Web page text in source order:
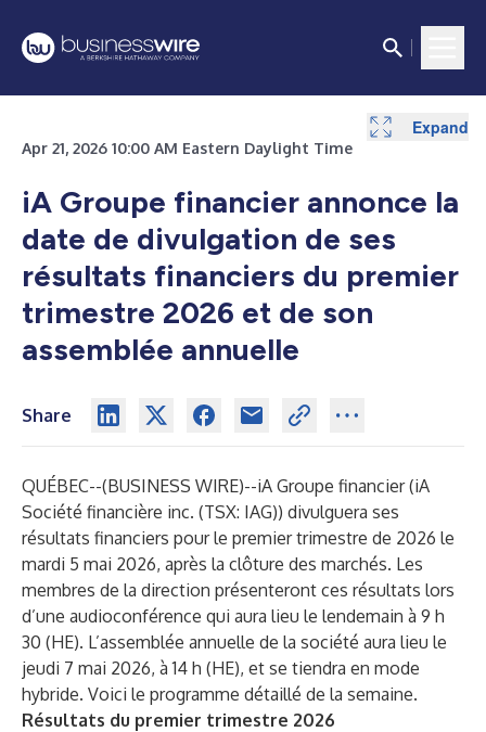
Apr 21, 2026 10:00 AM Eastern Daylight Time
iA Groupe financier annonce la
date de divulgation de ses
résultats financiers du premier
trimestre 2026 et de son
assemblée annuelle
Share
QUÉBEC--(BUSINESS WIRE)--iA Groupe financier (iA
Société financière inc. (TSX: IAG)) divulguera ses
résultats financiers pour le premier trimestre de 2026 le
mardi 5 mai 2026, après la clôture des marchés. Les
membres de la direction présenteront ces résultats lors
d’une audioconférence qui aura lieu le lendemain à 9 h
30 (HE). L’assemblée annuelle de la société aura lieu le
jeudi 7 mai 2026, à 14 h (HE), et se tiendra en mode
hybride. Voici le programme détaillé de la semaine.
Résultats du premier trimestre 2026
Expand